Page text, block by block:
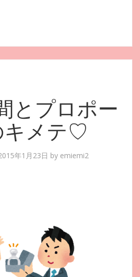
とプロポー
キメテ♡
年1月23日 by emiemi2